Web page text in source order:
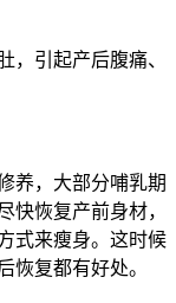
，引起产后腹痛、
养，大部分哺乳期
快恢复产前身材，
式来瘦身。这时候
恢复都有好处。